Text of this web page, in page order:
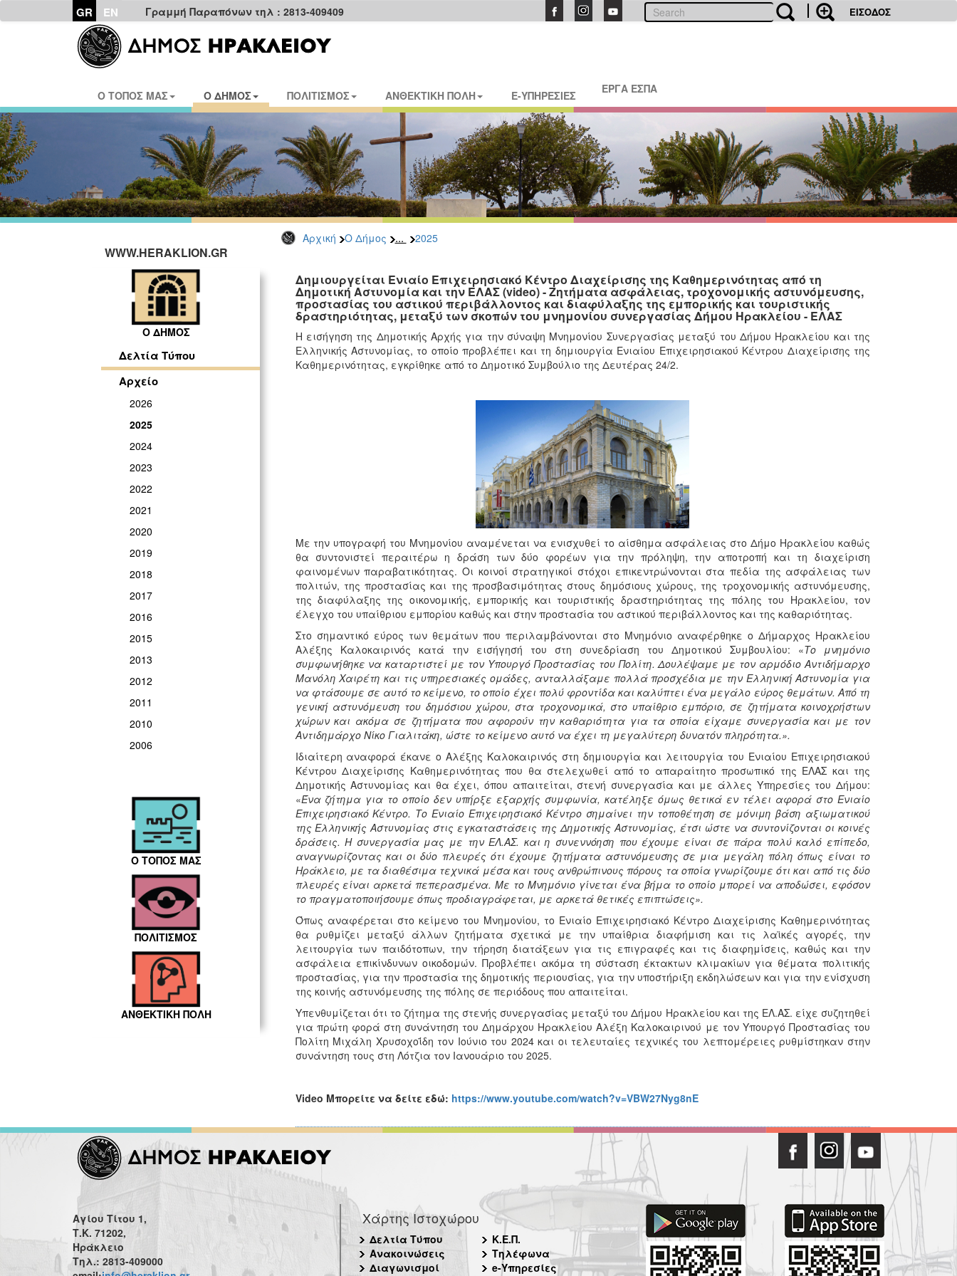
GR EN Γραμμή Παραπόνων τηλ : 2813-409409 ΕΙΣΟΔΟΣ
Ο ΤΟΠΟΣ ΜΑΣ Ο ΔΗΜΟΣ ΠΟΛΙΤΙΣΜΟΣ ΑΝΘΕΚΤΙΚΗ ΠΟΛΗ E-ΥΠΗΡΕΣΙΕΣ ΕΡΓΑ ΕΣΠΑ
Αρχική Ο Δήμος ... 2025
WWW.HERAKLION.GR
Ο ΔΗΜΟΣ
Δελτία Τύπου
Αρχείο
2026
2025
2024
2023
2022
2021
2020
2019
2018
2017
2016
2015
2013
2012
2011
2010
2006
Ο ΤΟΠΟΣ ΜΑΣ
ΠΟΛΙΤΙΣΜΟΣ
ΑΝΘΕΚΤΙΚΗ ΠΟΛΗ
Δημιουργείται Ενιαίο Επιχειρησιακό Κέντρο Διαχείρισης της Καθημερινότητας από τη
Δημοτική Αστυνομία και την ΕΛΑΣ (video) - Ζητήματα ασφάλειας, τροχονομικής αστυνόμευσης,
προστασίας του αστικού περιβάλλοντος και διαφύλαξης της εμπορικής και τουριστικής
δραστηριότητας, μεταξύ των σκοπών του μνημονίου συνεργασίας Δήμου Ηρακλείου - ΕΛΑΣ
Η εισήγηση της Δημοτικής Αρχής για την σύναψη Μνημονίου Συνεργασίας μεταξύ του Δήμου Ηρακλείου και της
Ελληνικής Αστυνομίας, το οποίο προβλέπει και τη δημιουργία Ενιαίου Επιχειρησιακού Κέντρου Διαχείρισης της
Καθημερινότητας, εγκρίθηκε από το Δημοτικό Συμβούλιο της Δευτέρας 24/2.
Με την υπογραφή του Μνημονίου αναμένεται να ενισχυθεί το αίσθημα ασφάλειας στο Δήμο Ηρακλείου καθώς
θα συντονιστεί περαιτέρω η δράση των δύο φορέων για την πρόληψη, την αποτροπή και τη διαχείριση
φαινομένων παραβατικότητας. Οι κοινοί στρατηγικοί στόχοι επικεντρώνονται στα πεδία της ασφάλειας των
πολιτών, της προστασίας και της προσβασιμότητας στους δημόσιους χώρους, της τροχονομικής αστυνόμευσης,
της διαφύλαξης της οικονομικής, εμπορικής και τουριστικής δραστηριότητας της πόλης του Ηρακλείου, τον
έλεγχο του υπαίθριου εμπορίου καθώς και στην προστασία του αστικού περιβάλλοντος και της καθαριότητας.
Στο σημαντικό εύρος των θεμάτων που περιλαμβάνονται στο Μνημόνιο αναφέρθηκε ο Δήμαρχος Ηρακλείου
Αλέξης Καλοκαιρινός κατά την εισήγησή του στη συνεδρίαση του Δημοτικού Συμβουλίου: «Το μνημόνιο
συμφωνήθηκε να καταρτιστεί με τον Υπουργό Προστασίας του Πολίτη. Δουλέψαμε με τον αρμόδιο Αντιδήμαρχο
Μανόλη Χαιρέτη και τις υπηρεσιακές ομάδες, ανταλλάξαμε πολλά προσχέδια με την Ελληνική Αστυνομία για
να φτάσουμε σε αυτό το κείμενο, το οποίο έχει πολύ φροντίδα και καλύπτει ένα μεγάλο εύρος θεμάτων. Από τη
γενική αστυνόμευση του δημόσιου χώρου, στα τροχονομικά, στο υπαίθριο εμπόριο, σε ζητήματα κοινοχρήστων
χώρων και ακόμα σε ζητήματα που αφορούν την καθαριότητα για τα οποία είχαμε συνεργασία και με τον
Αντιδημάρχο Νίκο Γιαλιτάκη, ώστε το κείμενο αυτό να έχει τη μεγαλύτερη δυνατόν πληρότητα.».
Ιδιαίτερη αναφορά έκανε ο Αλέξης Καλοκαιρινός στη δημιουργία και λειτουργία του Ενιαίου Επιχειρησιακού
Κέντρου Διαχείρισης Καθημερινότητας που θα στελεχωθεί από το απαραίτητο προσωπικό της ΕΛΑΣ και της
Δημοτικής Αστυνομίας και θα έχει, όπου απαιτείται, στενή συνεργασία και με άλλες Υπηρεσίες του Δήμου:
«Ένα ζήτημα για το οποίο δεν υπήρξε εξαρχής συμφωνία, κατέληξε όμως θετικά εν τέλει αφορά στο Ενιαίο
Επιχειρησιακό Κέντρο. Το Ενιαίο Επιχειρησιακό Κέντρο σημαίνει την τοποθέτηση σε μόνιμη βάση αξιωματικού
της Ελληνικής Αστυνομίας στις εγκαταστάσεις της Δημοτικής Αστυνομίας, έτσι ώστε να συντονίζονται οι κοινές
δράσεις. Η συνεργασία μας με την ΕΛ.ΑΣ. και η συνεννόηση που έχουμε είναι σε πάρα πολύ καλό επίπεδο,
αναγνωρίζοντας και οι δύο πλευρές ότι έχουμε ζητήματα αστυνόμευσης σε μια μεγάλη πόλη όπως είναι το
Ηράκλειο, με τα διαθέσιμα τεχνικά μέσα και τους ανθρώπινους πόρους τα οποία γνωρίζουμε ότι και από τις δύο
πλευρές είναι αρκετά πεπερασμένα. Με το Μνημόνιο γίνεται ένα βήμα το οποίο μπορεί να αποδώσει, εφόσον
το πραγματοποιήσουμε όπως προδιαγράφεται, με αρκετά θετικές επιπτώσεις».
Όπως αναφέρεται στο κείμενο του Μνημονίου, το Ενιαίο Επιχειρησιακό Κέντρο Διαχείρισης Καθημερινότητας
θα ρυθμίζει μεταξύ άλλων ζητήματα σχετικά με την υπαίθρια διαφήμιση και τις λαϊκές αγορές, την
λειτουργία των παιδότοπων, την τήρηση διατάξεων για τις επιγραφές και τις διαφημίσεις, καθώς και την
ασφάλεια επικίνδυνων οικοδομών. Προβλέπει ακόμα τη σύσταση έκτακτων κλιμακίων για θέματα πολιτικής
προστασίας, για την προστασία της δημοτικής περιουσίας, για την υποστήριξη εκδηλώσεων και για την ενίσχυση
της κοινής αστυνόμευσης της πόλης σε περιόδους που απαιτείται.
Υπενθυμίζεται ότι το ζήτημα της στενής συνεργασίας μεταξύ του Δήμου Ηρακλείου και της ΕΛ.ΑΣ. είχε συζητηθεί
για πρώτη φορά στη συνάντηση του Δημάρχου Ηρακλείου Αλέξη Καλοκαιρινού με τον Υπουργό Προστασίας του
Πολίτη Μιχάλη Χρυσοχοΐδη τον Ιούνιο του 2024 και οι τελευταίες τεχνικές του λεπτομέρειες ρυθμίστηκαν στην
συνάντηση τους στη Λότζια τον Ιανουάριο του 2025.
Video Μπορείτε να δείτε εδώ: https://www.youtube.com/watch?v=VBW27Nyg8nE
Αγίου Τίτου 1,
Τ.Κ. 71202,
Ηράκλειο
Τηλ.: 2813-409000
Χάρτης Ιστοχώρου
Δελτία Τύπου
Ανακοινώσεις
Διαγωνισμοί
Κ.Ε.Π.
Τηλέφωνα
e-Υπηρεσίες